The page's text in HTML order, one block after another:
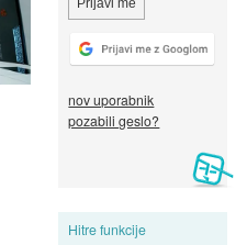
nov uporabnik
pozabili geslo?
Hitre funkcije